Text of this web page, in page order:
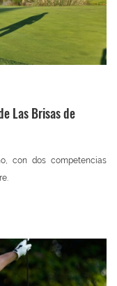
Las Brisas de
con dos competencias